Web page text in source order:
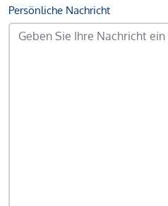
Persönliche Nachricht